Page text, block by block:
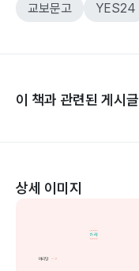
교보문고 YES24
이 책과 관련된 게시글
상세 이미지